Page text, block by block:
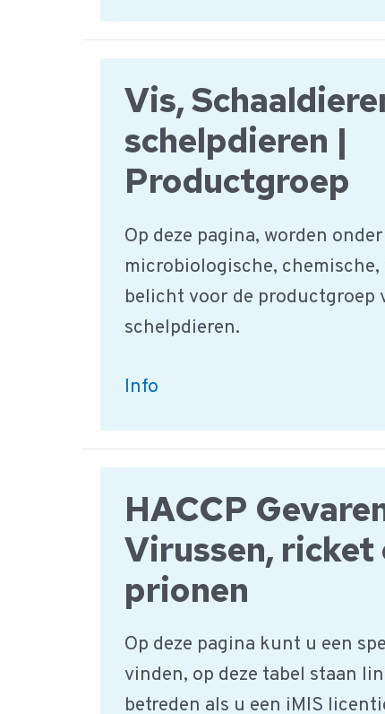
zuivelproducten
HACCP
Product
groep
Vis,
schelpdieren |
Productgroep
Op deze pagina, worden
microbiologische,
belicht voor de productgroep
schelpdieren.
Vis,
schelpdieren
Productgroep
Info
HACCP
Virussen, ricket
prionen
Op deze pagina kunt u een
vinden, op deze tabel staan
betreden als u een iMIS